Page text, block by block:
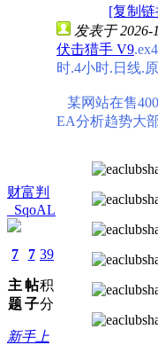
[复制
财富判
_SqoAL
7
主
题
7
帖
子
39
积
分
新手上
发表于 2026-
伏击猎手 V9
时.4小时.日线.
某网站在售
EA分析趋势大